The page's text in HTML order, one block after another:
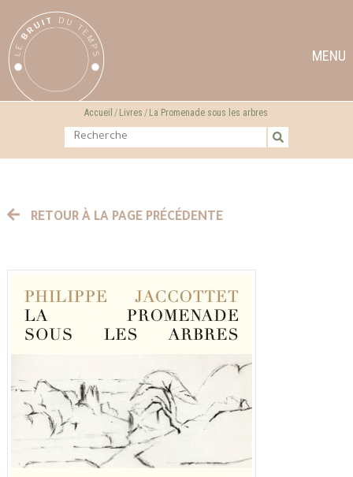
MENU
Accueil Livres La Promenade sous les arbres
RETOUR À LA PAGE PRÉCÉDENTE